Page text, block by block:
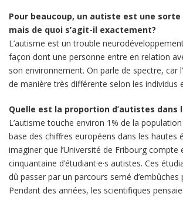
Pour beaucoup, un autiste est une sorte
mais de quoi s’agit-il exactement?
L’autisme est un trouble
façon dont une personne entre en relation
son environnement. On parle de spectre, car
de manière très différente selon les individus
Quelle est la proportion d’autistes dans
L’autisme touche environ 1% de la
base des chiffres européens dans les hautes
imaginer que l’Université de Fribourg compte
cinquantaine d’étudiant·e·s autistes. Ces
dû passer par un parcours semé d’embûches
Pendant des années, les scientifiques